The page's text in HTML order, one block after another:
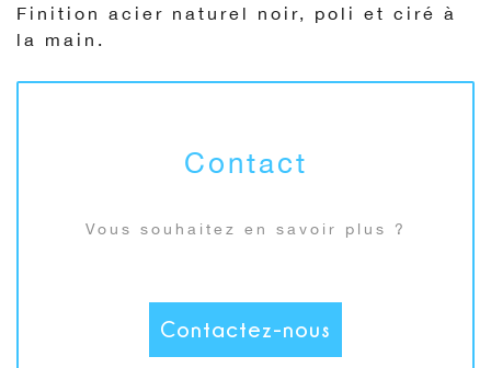
Finition acier naturel noir, poli et ciré à
la main.
Contact
Vous souhaitez en savoir plus ?
Contactez-nous